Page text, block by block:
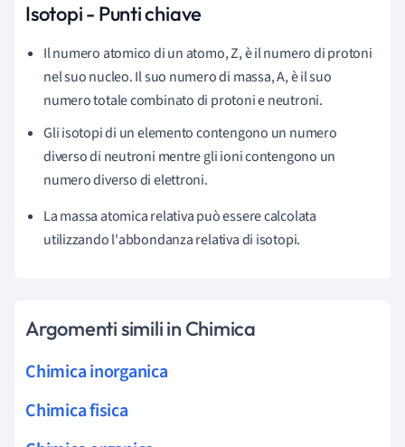
Isotopi - Punti chiave
Il numero atomico di un atomo, Z, è il numero di protoni
nel suo nucleo. Il suo numero di massa, A, è il suo
numero totale combinato di protoni e neutroni.
Gli isotopi di un elemento contengono un numero
diverso di neutroni mentre gli ioni contengono un
numero diverso di elettroni.
La massa atomica relativa può essere calcolata
utilizzando l'abbondanza relativa di isotopi.
Argomenti simili in Chimica
Chimica inorganica
Chimica fisica